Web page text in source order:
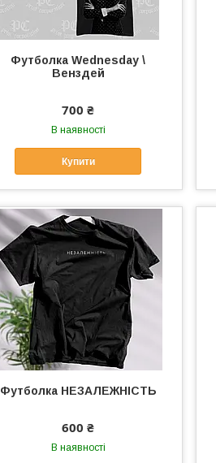
Футболка Wednesday \
Венздей
700 ₴
В наявності
Купити
Футболка НЕЗАЛЕЖНІСТЬ
600 ₴
В наявності